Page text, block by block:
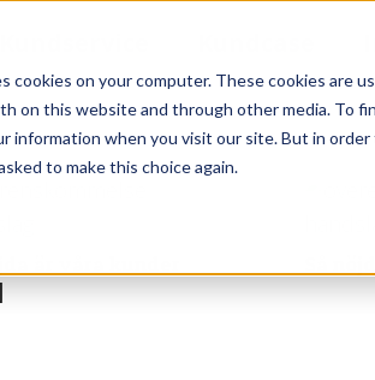
cookies on your computer. These cookies are
on this website and through other media. To
information when you visit our site. But in
to make this choice again.